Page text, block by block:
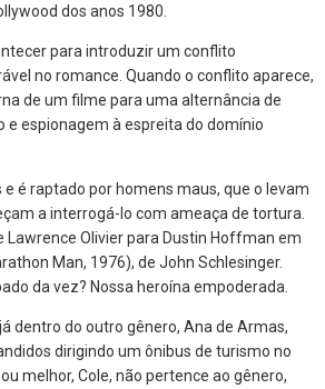
dos anos 1980.
para introduzir um conflito
no romance. Quando o conflito aparece,
de um filme para uma alternância de
e espionagem à espreita do domínio
e é raptado por homens maus, que o levam
a interrogá-lo com ameaça de tortura.
Lawrence Olivier para Dustin Hoffman em
Man, 1976), de John Schlesinger.
da vez? Nossa heroína empoderada.
dentro do outro gênero, Ana de Armas,
dirigindo um ônibus de turismo no
melhor, Cole, não pertence ao gênero,